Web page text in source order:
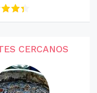
CERCANOS